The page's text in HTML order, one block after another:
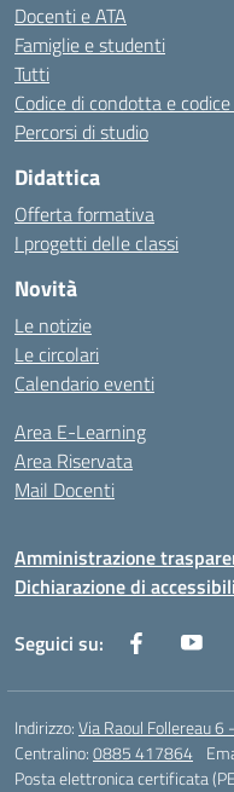
Docenti e ATA
Famiglie e studenti
Tutti
Codice di condotta e
Percorsi di studio
Didattica
Offerta formativa
I progetti delle classi
Novità
Le notizie
Le circolari
Calendario eventi
Area E-Learning
Area Riservata
Mail Docenti
Amministrazione
Dichiarazione di
Seguici su:
Indirizzo:Via Raoul Follereau
Centralino:0885 417864
Posta elettronica certificata